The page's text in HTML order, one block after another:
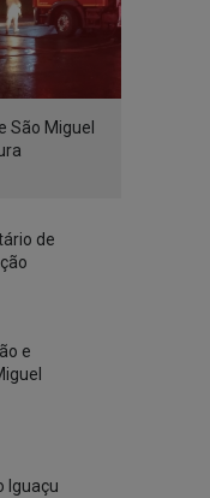
São Miguel
de
e
Iguaçu